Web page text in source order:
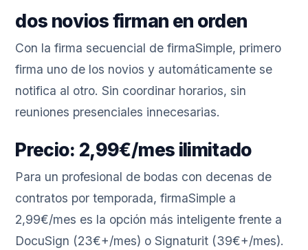
dos novios firman en orden
Con la firma secuencial de firmaSimple, primero
firma uno de los novios y automáticamente se
notifica al otro. Sin coordinar horarios, sin
reuniones presenciales innecesarias.
Precio: 2,99€/mes ilimitado
Para un profesional de bodas con decenas de
contratos por temporada, firmaSimple a
2,99€/mes es la opción más inteligente frente a
DocuSign (23€+/mes) o Signaturit (39€+/mes).